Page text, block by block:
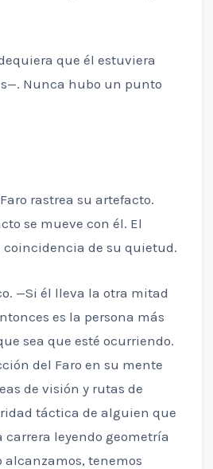
que él estuviera
Nunca hubo un punto
rastrea su artefacto.
se mueve con él. El
de su quietud.
—Si él lleva la otra mitad
es la persona más
sea que esté ocurriendo.
del Faro en su mente
de visión y rutas de
táctica de alguien que
leyendo geometría
alcanzamos, tenemos